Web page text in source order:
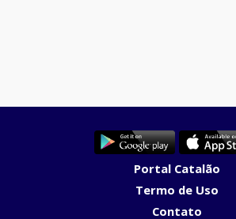
Portal Catalão
Termo de Uso
Contato